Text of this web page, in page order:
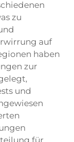
zu
auf
haben
zur
und
für